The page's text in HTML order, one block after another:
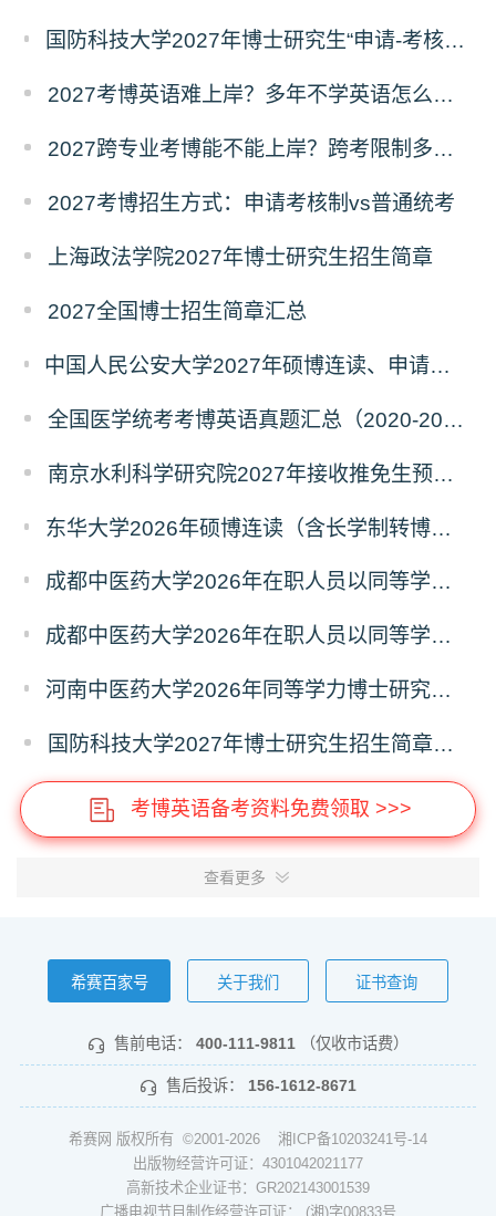
国防科技大学2027年博士研究生“申请-考核”制招生专业基础笔试考试大纲
2027考博英语难上岸？多年不学英语怎么备考？
2027跨专业考博能不能上岸？跨考限制多不多？
2027考博招生方式：申请考核制vs普通统考
上海政法学院2027年博士研究生招生简章
2027全国博士招生简章汇总
中国人民公安大学2027年硕博连读、申请考核、本科直博博士研究生招生报名事宜的通知
全国医学统考考博英语真题汇总（2020-2026年）
南京水利科学研究院2027年接收推免生预报名公告
东华大学2026年硕博连读（含长学制转博）博士研究生拟录取名单公示
成都中医药大学2026年在职人员以同等学力申请中西医结合博士学术学位招生章程
成都中医药大学2026年在职人员以同等学力申请中医博士专业学位招生章程
河南中医药大学2026年同等学力博士研究生招生拟进入复试人员名单公示
国防科技大学2027年博士研究生招生简章（预发版）
考博英语备考资料免费领取 >>>
查看更多
希赛百家号 关于我们 证书查询
售前电话： 400-111-9811 （仅收市话费）
售后投诉： 156-1612-8671
希赛网 版权所有 ©2001-2026 湘ICP备10203241号-14
出版物经营许可证：4301042021177
高新技术企业证书：GR202143001539
广播电视节目制作经营许可证： (湘)字00833号